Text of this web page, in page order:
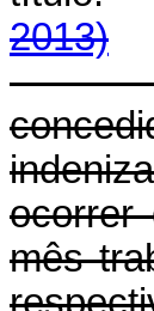
2013)
ocorrer
mês